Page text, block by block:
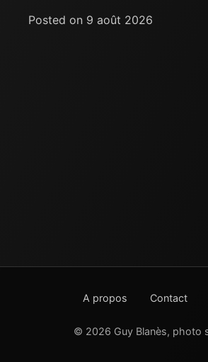
Posted on 9 août 2026
A propos Contact
© 2026 Guy Blanès, photo